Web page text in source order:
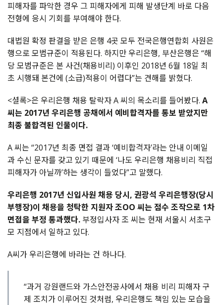
피해자를 파악한 경우 그 피해자에게 피해 발생단계 바로 다음
전형에 응시 기회를 부여해야 한다.
대법원 확정 판결을 받은 은행 4곳 모두 전국은행연합회 사원은
행으로 모범규준이 적용된다. 하지만 우리은행, 부산은행은 “해
당 모범규준은 본 사건(채용비리) 이후인 2018년 6월 18일 최
초 시행돼 본건에 (소급)적용이 어렵다”는 견해를 밝혔다.
<셜록>은 우리은행 채용 탈락자 A 씨의 목소리를 들어봤다. A
씨는 2017년 우리은행 공채에서 예비합격자를 통보 받았지만
최종 불합격된 인물이다.
A 씨는 “2017년 최종 면접 결과 ‘예비합격자’라는 안내 이메일
과 수신 문자를 갖고 있기 때문에 ‘나도 우리은행 채용비리 직접
피해자가 아닐까’하는 생각이 들었다”고 말했다.
우리은행 2017년 신입사원 채용 당시, 권광석 우리은행장(당시
부행장)이 채용을 청탁한 지원자 조OO 씨는 점수 조작으로 1차
면접을 부정 통과했다. 부정입사자 조 씨는 현재 서울시 서초구
모 지점에서 일하고 있다.
A씨가 우리은행에 바라는 건 하나다.
“과거 강원랜드와 가스안전공사에서 채용 비리 피해자 구
제 조치가 이루어진 것처럼, 우리은행도 책임 있는 모습을